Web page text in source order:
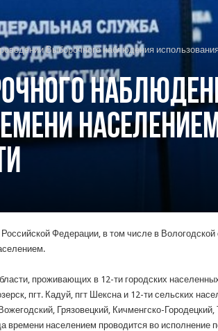
Выборочного наблюдения
Федерации, в том числе в
проживающих в 12-ти городских
пгт. Кадуй, пгт Шексна и 12-ти сельских
Грязовецкий, Кичменгско-
населением проводится во исполнение